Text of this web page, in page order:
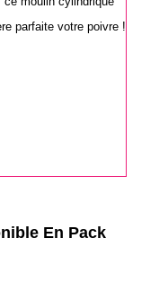
parfaite votre poivre !
En Pack